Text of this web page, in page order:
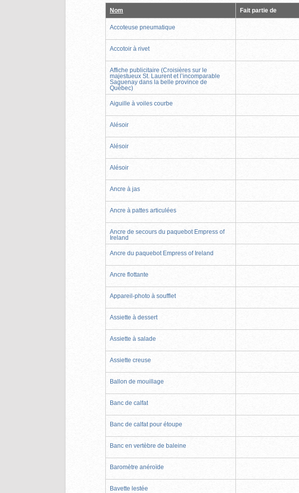
Nom Fait partie de
Accoteuse pneumatique
Accotoir à rivet
Affiche publicitaire (Croisières sur le
majestueux St. Laurent et l’incomparable
Saguenay dans la belle province de
Québec)
Aiguille à voiles courbe
Alésoir
Alésoir
Alésoir
Ancre à jas
Ancre à pattes articulées
Ancre de secours du paquebot Empress of
Ireland
Ancre du paquebot Empress of Ireland
Ancre flottante
Appareil-photo à soufflet
Assiette à dessert
Assiette à salade
Assiette creuse
Ballon de mouillage
Banc de calfat
Banc de calfat pour étoupe
Banc en vertèbre de baleine
Baromètre anéroïde
Bavette lestée